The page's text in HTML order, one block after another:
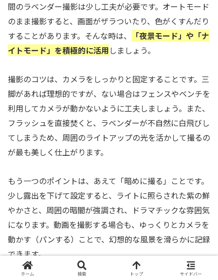
間のラベンダー撮影は少し工夫が必要です。オートモード
のまま撮影すると、画面がザラついたり、色がくすんだり
することがあります。そんな時は、
「夜景モード」や「ナ
イトモード」を積極的に活用しましょう。
撮影のコツは、カメラをしっかりと固定することです。三
脚があれば理想的ですが、ない場合はフェンスやベンチを
利用してカメラが動かないように工夫しましょう。また、
フラッシュを直接焚くと、ラベンダーが不自然に白飛びし
てしまうため、周囲のライトアップの光を活かして撮るの
が最も美しく仕上がります。
もう一つのポイントは、あえて「暗めに撮る」ことです。
少し露出を下げて設定すると、ライトに照らされた紫の鮮
やかさと、周囲の暗闇が強調され、ドラマチックな雰囲気
になります。動画を撮影する場合も、ゆっくりとカメラを
動かす（パンする）ことで、幻想的な風景を滑らかに記録
できます。
ホーム 検索 トップ サイドバー